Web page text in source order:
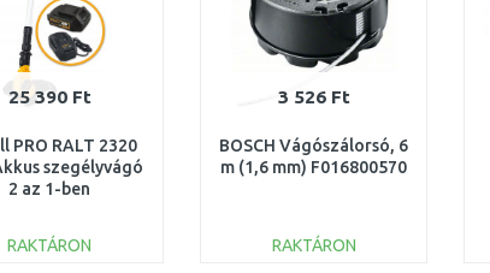
25 390 Ft
PRO RALT 2320
szegélyvágó
2 az 1-ben
RAKTÁRON
3 526 Ft
BOSCH Vágószálorsó, 6
m (1,6 mm) F016800570
RAKTÁRON